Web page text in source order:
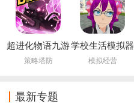
超进化物语九游
版
策略塔防
学校生活模拟器
2下载中文版
模拟经营
最新专题